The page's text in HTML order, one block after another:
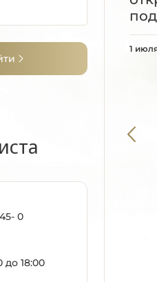
область
Народная
область
область
0
до 18:00
1